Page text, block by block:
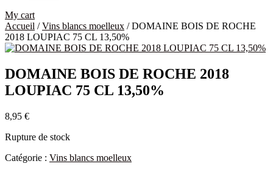
My cart
Accueil /Vins blancs moelleux / DOMAINE BOIS DE ROCHE
2018 LOUPIAC 75 CL 13,50%
DOMAINE BOIS DE ROCHE 2018
LOUPIAC 75 CL 13,50%
8,95 €
Rupture de stock
Catégorie : Vins blancs moelleux